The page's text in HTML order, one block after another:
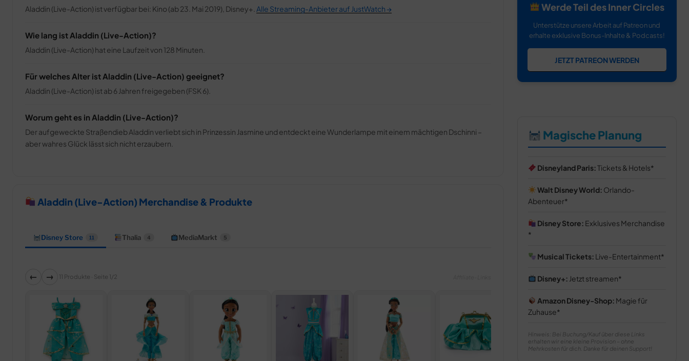
Aladdin (Live-Action) ist verfügbar bei: Kino (ab 23. Mai 2019), Disney+. Alle Streaming-Anbieter auf JustWatch →
Wie lang ist Aladdin (Live-Action)?
Aladdin (Live-Action) hat eine Laufzeit von 128 Minuten.
Für welches Alter ist Aladdin (Live-Action) geeignet?
Aladdin (Live-Action) ist ab 6 Jahren freigegeben (FSK 6).
Worum geht es in Aladdin (Live-Action)?
Der aufgeweckte Straßendieb Aladdin verliebt sich in Prinzessin Jasmine und entdeckt eine Wunderlampe mit einem mächtigen Dschinni –
aber wahres Glück lässt sich nicht erzaubern.
Aladdin (Live-Action) Merchandise & Produkte
Disney Store 11 Thalia 4 MediaMarkt 5
← → 11 Produkte · Seite 1/2
Werde Teil des Inner Circles
Unterstütze unsere Arbeit auf Patreon und
erhalte exklusive Bonus-Inhalte & Podcasts!
JETZT PATREON WERDEN
Magische Planung
Disneyland Paris:Tickets & Hotels
Walt Disney World: Orlando-
Abenteuer
Disney Store: Exklusives Merchandise
Musical Tickets: Live-Entertainment
Disney+: Jetzt streamen
Amazon Disney-Shop: Magie für
Zuhause
Hinweis: Bei Buchung/Kauf über diese Links
erhalten wir eine kleine Provision – ohne
Mehrkosten für dich. Danke für deinen Support!